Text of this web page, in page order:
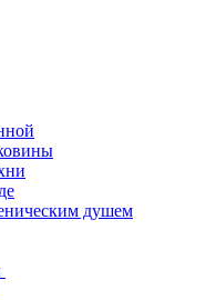
душем